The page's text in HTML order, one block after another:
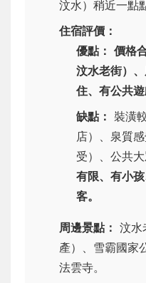
汶水）稍近一點
住宿評價：
優點： 價格
汶水老街）
住、有公共遊
缺點： 裝潢
店）、泉質
受）、公共大
有限、有小
客。
周邊景點： 汶水
產）、雪霸國家
法雲寺。